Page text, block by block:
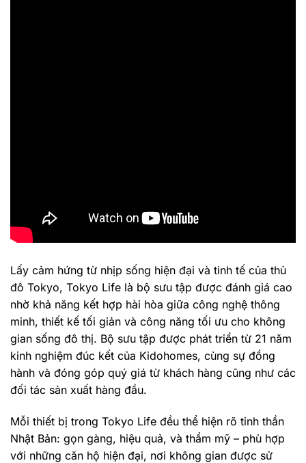
Lấy cảm hứng từ nhịp sống hiện đại và tinh tế của thủ
đô Tokyo, Tokyo Life là bộ sưu tập được đánh giá cao
nhờ khả năng kết hợp hài hòa giữa công nghệ thông
minh, thiết kế tối giản và công năng tối ưu cho không
gian sống đô thị. Bộ sưu tập được phát triển từ 21 năm
kinh nghiệm đúc kết của Kidohomes, cùng sự đồng
hành và đóng góp quý giá từ khách hàng cũng như các
đối tác sản xuất hàng đầu.
Mỗi thiết bị trong Tokyo Life đều thể hiện rõ tinh thần
Nhật Bản: gọn gàng, hiệu quả, và thẩm mỹ – phù hợp
với những căn hộ hiện đại, nơi không gian được sử